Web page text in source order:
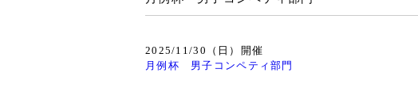
2025/11/30（日）開催
月例杯 男子コンペティ部門